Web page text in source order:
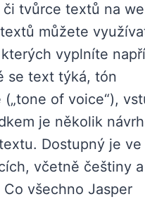
tvůrce textů na
můžete
vyplníte
se text týká, tón
(„tone of voice“),
je několik
Dostupný je ve
včetně češtiny a
všechno Jasper